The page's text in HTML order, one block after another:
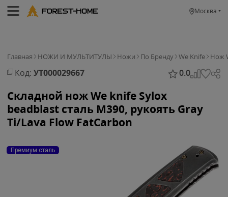
Москва
Главная НОЖИ И МУЛЬТИТУЛЫ Ножи По Бренду We Knife Нож
Код: УТ000029667 0.0
Складной нож We knife Sylox
beadblast сталь M390, рукоять Gray
Ti/Lava Flow FatCarbon
Премиум сталь